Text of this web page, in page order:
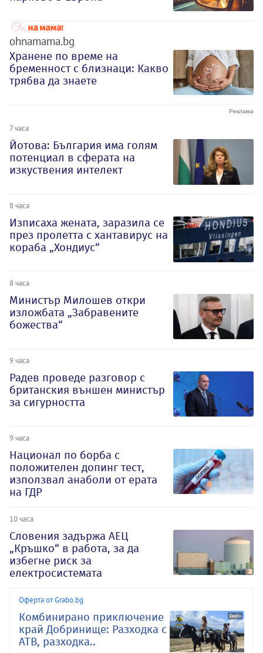
ohnamama.bg
Хранене по време на
бременност с близнаци: Какво
трябва да знаете
7 часа
Йотова: България има голям
потенциал в сферата на
изкуствения интелект
8 часа
Изписаха жената, заразила се
през пролетта с хантавирус на
кораба „Хондиус“
8 часа
Министър Милошев откри
изложбата „Забравените
божества“
9 часа
Радев проведе разговор с
британския външен министър
за сигурността
9 часа
Национал по борба с
положителен допинг тест,
използвал анаболи от ерата
на ГДР
10 часа
Словения задържа АЕЦ
„Кръшко“ в работа, за да
избегне риск за
електросистемата
Оферта от Grabo.bg
Комбинирано приключение
край Добринище: Разходка с
АТВ, разходка..